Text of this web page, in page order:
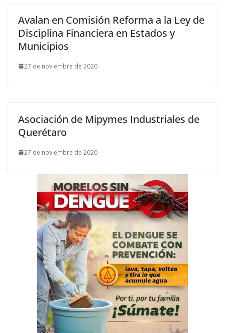
Avalan en Comisión Reforma a la Ley de
Disciplina Financiera en Estados y
Municipios
27 de noviembre de 2020
Asociación de Mipymes Industriales de
Querétaro
27 de noviembre de 2020